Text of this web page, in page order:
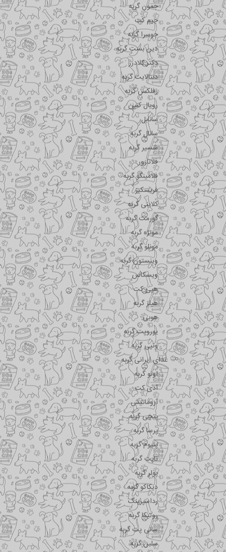
جمون گربه
جیم کت
جوسرا گربه
دین بست گربه
دکتر کلادرز
دنتالایت گربه
رفلکس گربه
رویال کنین
سانابل
سانال گربه
شسیر گربه
فلاتازور
فلامینگو گربه
فریسکیز
کلاینی گربه
گورمت گربه
مونژه گربه
مونلو گربه
وینستون گربه
ویسکاس
هپی کت
هیلز گربه
هوبی
یوروپت گربه
ونپی گربه
غذای ایرانی گربه
اونو گربه
آدی کت
آروماتیش
پتچی گربه
پرسا گربه
پتیوم گربه
تاپت گربه
پولر گربه
دیکاکو گربه
رداسپرینگ
روتیکا گربه
سانی پت گربه
سلبن گربه